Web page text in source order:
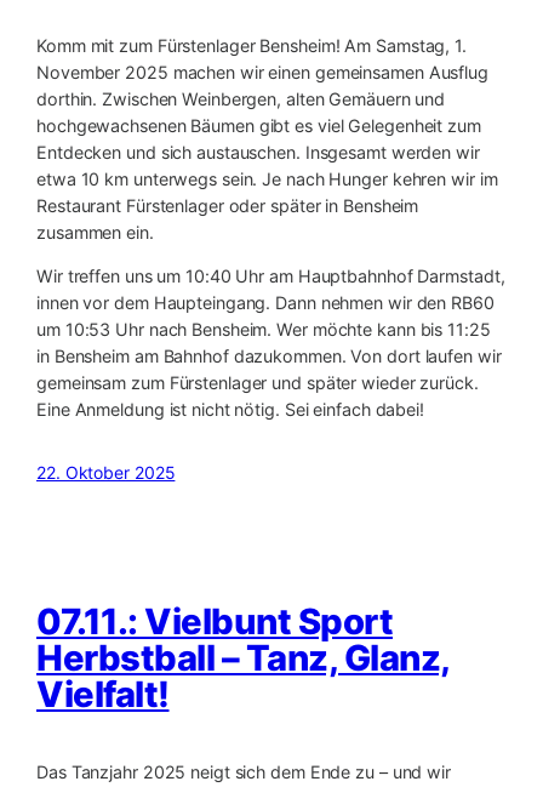
Komm mit zum Fürstenlager Bensheim! Am Samstag, 1.
November 2025 machen wir einen gemeinsamen Ausflug
dorthin. Zwischen Weinbergen, alten Gemäuern und
hochgewachsenen Bäumen gibt es viel Gelegenheit zum
Entdecken und sich austauschen. Insgesamt werden wir
etwa 10 km unterwegs sein. Je nach Hunger kehren wir im
Restaurant Fürstenlager oder später in Bensheim
zusammen ein.
Wir treffen uns um 10:40 Uhr am Hauptbahnhof Darmstadt,
innen vor dem Haupteingang. Dann nehmen wir den RB60
um 10:53 Uhr nach Bensheim. Wer möchte kann bis 11:25
in Bensheim am Bahnhof dazukommen. Von dort laufen wir
gemeinsam zum Fürstenlager und später wieder zurück.
Eine Anmeldung ist nicht nötig. Sei einfach dabei!
22. Oktober 2025
07.11.: Vielbunt Sport
Herbstball – Tanz, Glanz,
Vielfalt!
Das Tanzjahr 2025 neigt sich dem Ende zu – und wir